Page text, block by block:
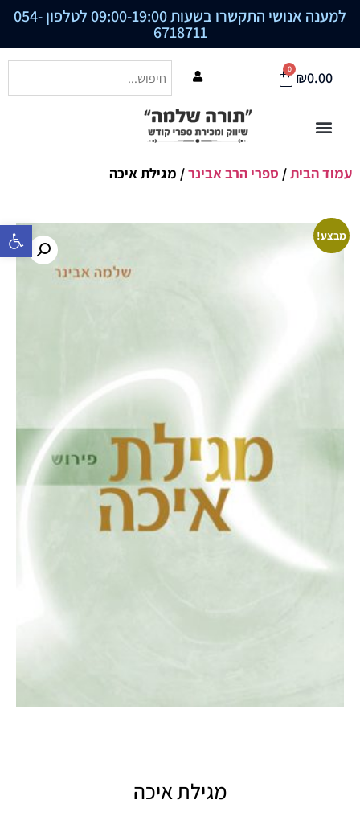
פתח סרגל
למענה אנושי התקשרו בשעות 09:00-19:00 לטלפון 054-
6718711
₪0.00
0
עמוד הבית/ ספרי הרב אבינר/ מגילת איכה
מבצע!
מגילת איכה